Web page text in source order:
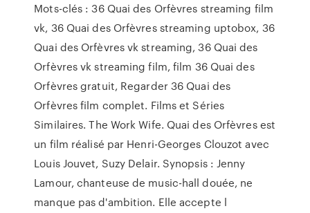
Mots-clés : 36 Quai des Orfèvres streaming film
vk, 36 Quai des Orfèvres streaming uptobox, 36
Quai des Orfèvres vk streaming, 36 Quai des
Orfèvres vk streaming film, film 36 Quai des
Orfèvres gratuit, Regarder 36 Quai des
Orfèvres film complet. Films et Séries
Similaires. The Work Wife. Quai des Orfèvres est
un film réalisé par Henri-Georges Clouzot avec
Louis Jouvet, Suzy Delair. Synopsis : Jenny
Lamour, chanteuse de music-hall douée, ne
manque pas d'ambition. Elle accepte l